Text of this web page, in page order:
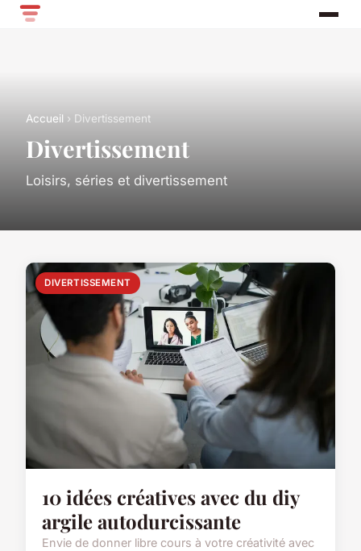
Accueil › Divertissement
Divertissement
Loisirs, séries et divertissement
DIVERTISSEMENT
10 idées créatives avec du diy
argile autodurcissante
Envie de donner libre cours à votre créativité avec